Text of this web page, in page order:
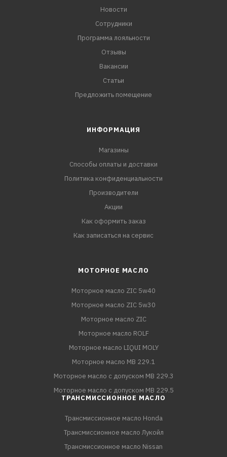
Новости
Сотрудники
Программа лояльности
Отзывы
Вакансии
Статьи
Предложить помещение
ИНФОРМАЦИЯ
Магазины
Способы оплаты и доставки
Политика конфиденциальности
Производители
Акции
Как оформить заказ
Как записаться на сервис
МОТОРНОЕ МАСЛО
Моторное масло ZIC 5w40
Моторное масло ZIC 5w30
Моторное масло ZIC
Моторное масло ROLF
Моторное масло LIQUI MOLY
Моторное масло MB 229.1
Моторное масло с допуском MB 229.3
Моторное масло с допуском MB 229.5
ТРАНСМИССИОННОЕ МАСЛО
Трансмиссионное масло Honda
Трансмиссионное масло Лукойл
Трансмиссионное масло Nissan